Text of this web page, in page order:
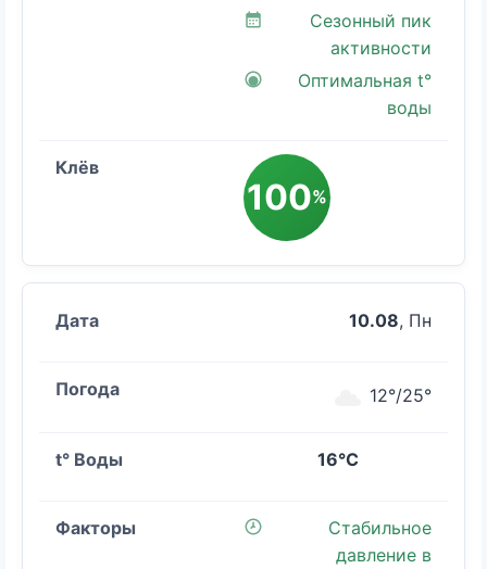
Сезонный пик
активности
Оптимальная t°
воды
100%
10.08, Пн
12°/25°
16°C
Стабильное
давление в